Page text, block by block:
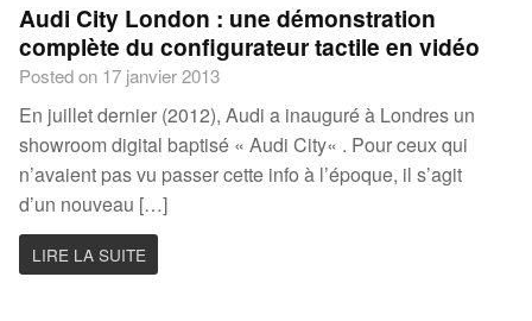
Audi City London : une démonstration
complète du configurateur tactile en vidéo
Posted on 17 janvier 2013
En juillet dernier (2012), Audi a inauguré à Londres un
showroom digital baptisé « Audi City« . Pour ceux qui
n’avaient pas vu passer cette info à l’époque, il s’agit
d’un nouveau […]
LIRE LA SUITE